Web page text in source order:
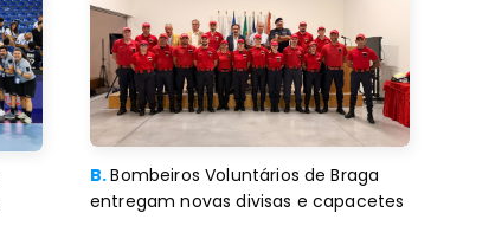
B.Bombeiros Voluntários de Braga
entregam novas divisas e capacetes